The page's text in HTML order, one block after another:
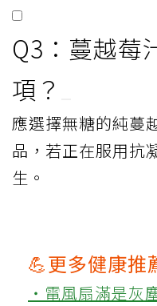
Q3：蔓越莓
項？
應選擇無糖的純蔓
品，若正在服用抗
生。
💪更多健康推
‧電風扇滿是灰